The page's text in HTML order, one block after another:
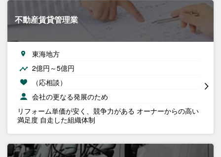
不動産賃貸管理業
東海地方
2億円～5億円
（応相談）
会社の更なる発展のため
リフォーム単価が安く、競争力がある オーナーからの高い
満足度 自走した組織体制